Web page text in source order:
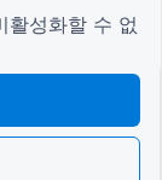
활성화할 수 없